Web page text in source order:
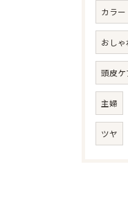
カラー
おしゃ
頭皮ケ
主婦
ツヤ